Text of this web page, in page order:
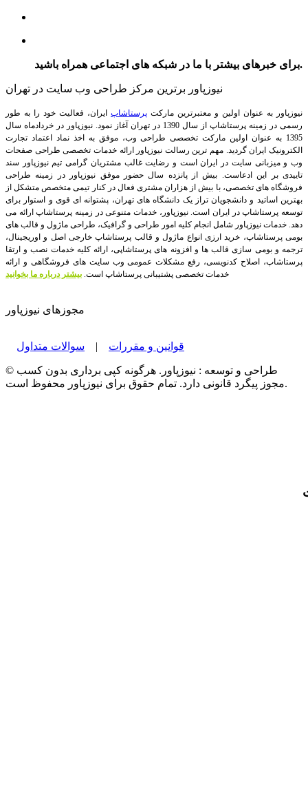
برای خبرهای بیشتر با ما در شبکه های اجتماعی همراه باشید.
نیوزپاور برترین مرکز طراحی وب سایت در تهران
نیوزپاور به عنوان اولین و معتبرترین مارکت پرستاشاپ ایران، فعالیت خود را به طور
رسمی در زمینه پرستاشاپ از سال 1390 در تهران آغاز نمود. نیوزپاور در خردادماه سال
1395 به عنوان اولین مارکت تخصصی طراحی وب، موفق به اخذ نماد اعتماد تجارت
الکترونیک ایران گردید. مهم ترین رسالت نیوزپاور ارائه خدمات تخصصی طراحی صفحات
وب و میزبانی سایت در ایران است و رضایت غالب مشتریان گرامی تیم نیوزپاور سند
تاییدی بر این ادعاست. بیش از پانزده سال حضور موفق نیوزپاور در زمینه طراحی
فروشگاه های تخصصی، با بیش از هزاران مشتری فعال در کنار تیمی متخصص متشکل از
بهترین اساتید و دانشجویان تراز یک دانشگاه های تهران، پشتوانه ای قوی و استوار برای
توسعه پرستاشاپ در ایران است.نیوزپاور، خدمات متنوعی در زمینه پرستاشاپ ارائه می
دهد. خدمات نیوزپاور شامل انجام کلیه امور طراحی و گرافیک، طراحی ماژول و قالب های
بومی پرستاشاپ، خرید ارزی انواع ماژول و قالب پرستاشاپ خارجی اصل و اوریجینال،
ترجمه و بومی سازی قالب ها و افزونه های پرستاشاپی، ارائه کلیه خدمات نصب و ارتقا
پرستاشاپ، اصلاح کدنویسی، رفع مشکلات عمومی وب سایت های فروشگاهی و ارائه
خدمات تخصصی پشتیبانی پرستاشاپ است. بیشتر درباره ما بخوانید
مجوزهای نیوزپاور
قوانین و مقررات | سوالات متداول
© طراحی و توسعه : نیوزپاور. هرگونه کپی برداری بدون کسب
مجوز پیگرد قانونی دارد. تمام حقوق برای نیوزپاور محفوظ است.